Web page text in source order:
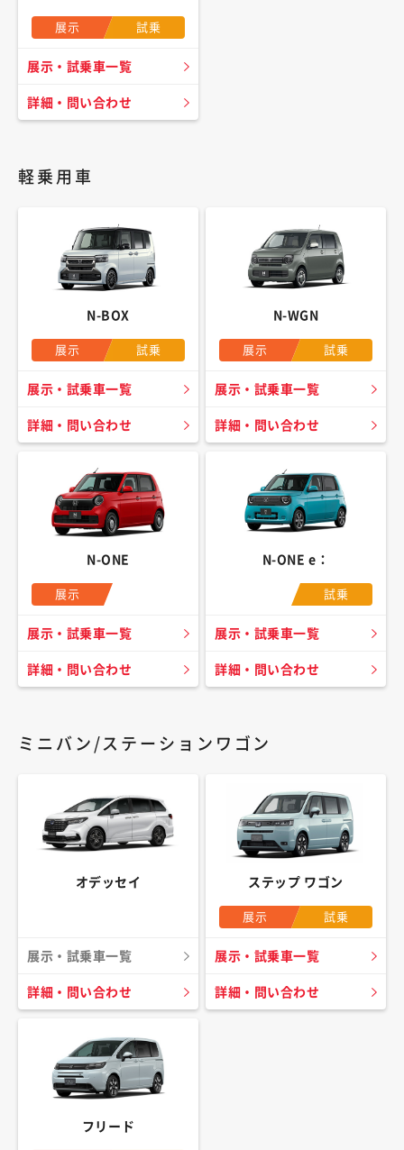
展示 試乗
展示・試乗車一覧
詳細・問い合わせ
軽乗用車
N-BOX
展示 試乗
展示・試乗車一覧
詳細・問い合わせ
N-WGN
展示 試乗
展示・試乗車一覧
詳細・問い合わせ
N-ONE
展示
展示・試乗車一覧
詳細・問い合わせ
N-ONE e：
試乗
展示・試乗車一覧
詳細・問い合わせ
ミニバン/ステーションワゴン
オデッセイ
展示・試乗車一覧
詳細・問い合わせ
ステップ ワゴン
展示 試乗
展示・試乗車一覧
詳細・問い合わせ
フリード